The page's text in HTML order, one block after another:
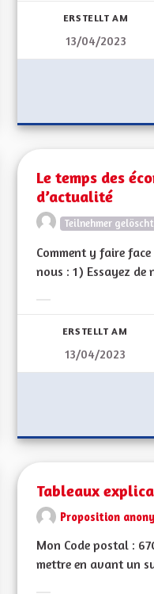
FRONTIÈRES DE L'ALSACE
SERONT LES
ERSTELLT AM
13/04/2023
À L'ÉCHELLE
PRÉSENTE À
Le temps des
d’actualité
Teilnehmer gelöscht
Comment y faire
nous : 1) Essayez de
ERSTELLT AM
13/04/2023
Tableaux
Proposition
Mon Code postal :
mettre en avant un